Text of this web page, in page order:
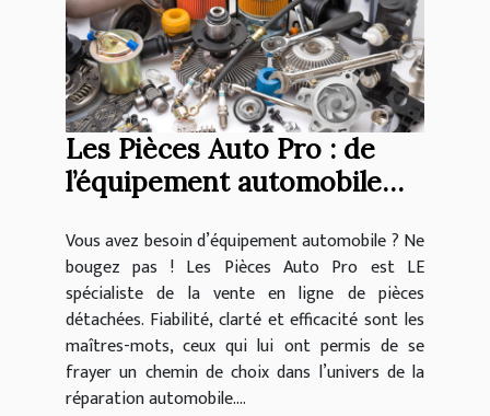
Les Pièces Auto Pro : de
l’équipement automobile
Vous avez besoin d’équipement automobile ? Ne
bougez pas ! Les Pièces Auto Pro est LE
spécialiste de la vente en ligne de pièces
détachées. Fiabilité, clarté et efficacité sont les
maîtres-mots, ceux qui lui ont permis de se
frayer un chemin de choix dans l’univers de la
réparation automobile....